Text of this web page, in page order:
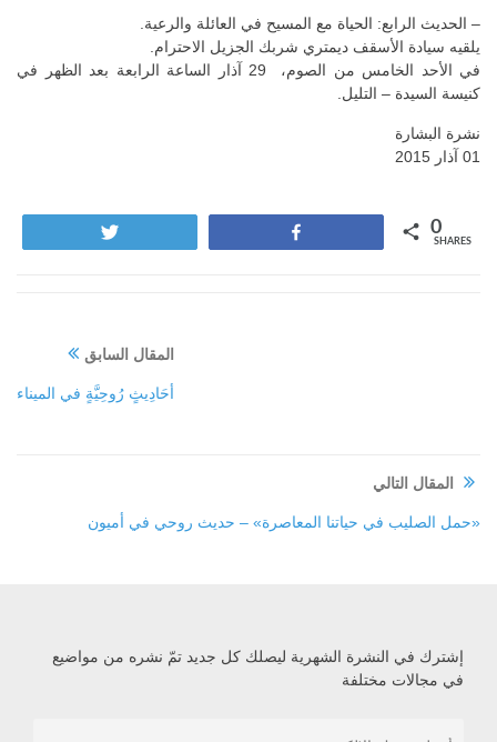
– الحديث الرابع: الحياة مع المسيح في العائلة والرعية.
يلقيه سيادة الأسقف ديمتري شربك الجزيل الاحترام.
في الأحد الخامس من الصوم، 29 آذار الساعة الرابعة بعد الظهر في
كنيسة السيدة – التليل.
نشرة البشارة
01 آذار 2015
0
SHARES
المقال السابق
أحَادِيثٍ رُوحِيَّةٍ في الميناء
المقال التالي
«حمل الصليب في حياتنا المعاصرة» – حديث روحي في أميون
إشترك في النشرة الشهرية ليصلك كل جديد تمّ نشره من مواضيع
في مجالات مختلفة